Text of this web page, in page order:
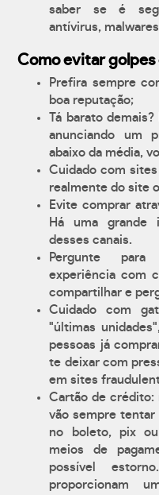
saber se é
antívirus,
Como evitar golpes
Prefira sempre
boa reputação;
Tá barato
anunciando um
abaixo da média,
Cuidado com
realmente do site
Evite comprar
Há uma grande
desses canais.
Pergunte
experiência com
compartilhar e
Cuidado com
"últimas
pessoas já
te deixar com
em sites
Cartão de crédito:
vão sempre tentar
no boleto, pix
meios de
possível
proporcionam